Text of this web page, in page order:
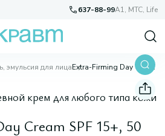
637-88-99A1, МТС, Life
эмульсия для лица Extra-Firming Day Cream SPF 15+, 50 мл
крем для любого типа кожи
Cream SPF 15+, 50